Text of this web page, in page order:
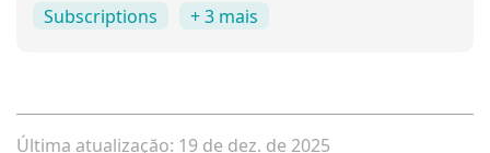
Subscriptions
+ 3 mais
Última atualizaçăo: 19 de dez. de 2025